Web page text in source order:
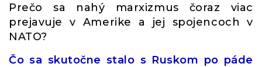
Prečo sa nahý marxizmus čoraz viac
prejavuje v Amerike a jej spojencoch v
NATO?
Čo sa skutočne stalo s Ruskom po páde